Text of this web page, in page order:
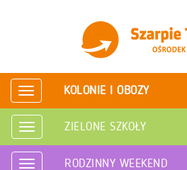
Rozwiń
nawigację
KOLONIE I OBOZY
Rozwiń
nawigację
ZIELONE SZKOŁY
Rozwiń
RODZINNY WEEKEND